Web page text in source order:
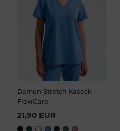
Damen Stretch Kasack -
FlexiCare
21,90 EUR